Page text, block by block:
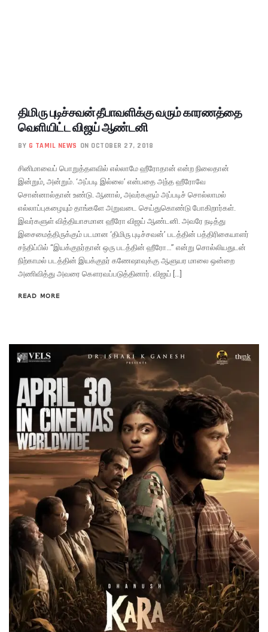
திமிரு புடிச்சவன் தீபாவளிக்கு வரும் காரணத்தை
வெளியிட்ட விஜய் ஆண்டனி
BY G TAMIL NEWS ON OCTOBER 27, 2018
சினிமாவைப் பொறுத்தளவில் எல்லாமே ஹீரோதான் என்ற நிலைதான்
இன்றும், அன்றும். ‘அப்படி இல்லை’ என்பதை அந்த ஹீரோவே
சொன்னால்தான் உண்டு. ஆனால், அவர்களும் அப்படிச் சொல்லாமல்
எல்லாப்புகழையும் தாங்களே அறுவடை செய்துகொண்டு போகிறார்கள்.
இவர்களுள் வித்தியாசமான ஹீரோ விஜய் ஆண்டனி. அவரே நடித்து
இசைமைத்திருக்கும் படமான ‘திமிரு புடிச்சவன்’ படத்தின் பத்திரிகையாளர்
சந்திப்பில் “இயக்குநர்தான் ஒரு படத்தின் ஹீரோ…” என்று சொல்லியதுடன்
நிற்காமல் படத்தின் இயக்குநர் கணேஷாவுக்கு ஆளுயர மாலை ஒன்றை
அணிவித்து அவரை கௌரவப்படுத்தினார். விஜய் […]
READ MORE